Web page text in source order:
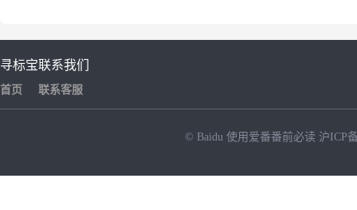
寻标宝
首页
联系我们
联系客服
© Baidu 使用爱番番前必读 沪ICP